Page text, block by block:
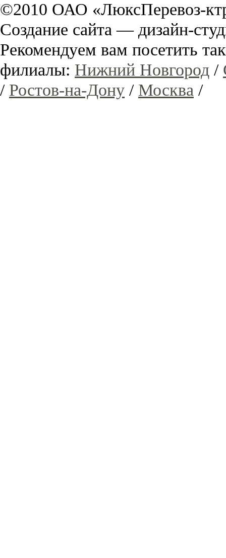
©2010 ОАО «ЛюксПеревоз-
Создание сайта — дизайн-
Рекомендуем вам посетить
филиалы: Нижний Новгород /
/ Ростов-на-Дону / Москва /